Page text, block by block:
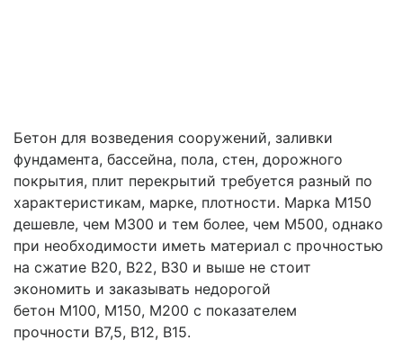
Бетон для возведения сооружений, заливки
фундамента, бассейна, пола, стен, дорожного
покрытия, плит перекрытий требуется разный по
характеристикам, марке, плотности. Марка М150
дешевле, чем М300 и тем более, чем М500, однако
при необходимости иметь материал с прочностью
на сжатие B20, B22, B30 и выше не стоит
экономить и заказывать недорогой
бетон M100, M150, M200 с показателем
прочности B7,5, B12, B15.